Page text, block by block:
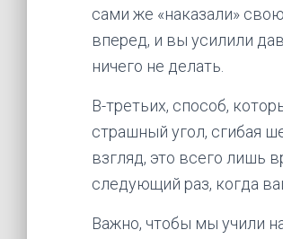
сами же «наказали»
вперед, и вы усилили
ничего не делать.
В-третьих, способ,
страшный угол, сгибая
взгляд, это всего лишь
следующий раз, когда
Важно, чтобы мы учили